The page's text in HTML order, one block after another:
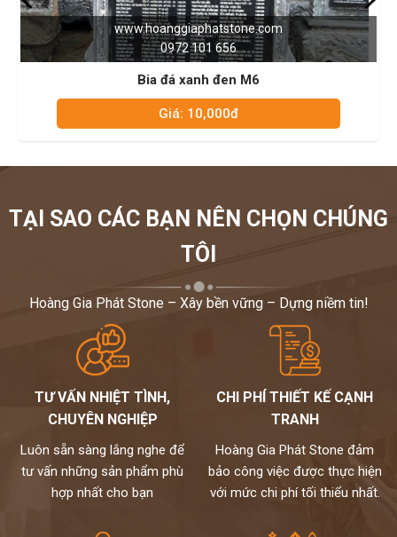
www.hoanggiaphatstone.com
0972 101 656
Bia đá xanh đen M6
Giá: 10,000đ
TẠI SAO CÁC BẠN NÊN CHỌN CHÚNG
TÔI
Hoàng Gia Phát Stone – Xây bền vững – Dựng niềm tin!
TƯ VẤN NHIỆT TÌNH,
CHUYÊN NGHIỆP
Luôn sẵn sàng lắng nghe để
tư vấn những sản phẩm phù
hợp nhất cho bạn
CHI PHÍ THIẾT KẾ CẠNH
TRANH
Hoàng Gia Phát Stone đảm
bảo công việc được thực hiện
với mức chi phí tối thiểu nhất.